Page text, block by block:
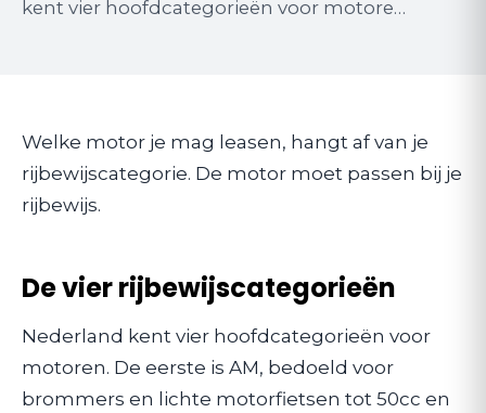
kent vier hoofdcategorieën voor motore…
Welke motor je mag leasen, hangt af van je
rijbewijscategorie. De motor moet passen bij je
rijbewijs.
De vier rijbewijscategorieën
Nederland kent vier hoofdcategorieën voor
motoren. De eerste is AM, bedoeld voor
brommers en lichte motorfietsen tot 50cc en